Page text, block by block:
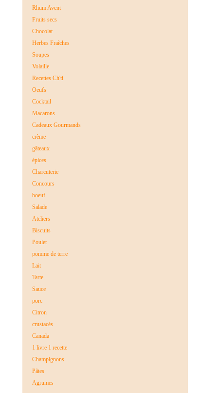
Rhum Avent
Fruits secs
Chocolat
Herbes Fraîches
Soupes
Volaille
Recettes Ch'ti
Oeufs
Cocktail
Macarons
Cadeaux Gourmands
crème
gâteaux
épices
Charcuterie
Concours
boeuf
Salade
Ateliers
Biscuits
Poulet
pomme de terre
Lait
Tarte
Sauce
porc
Citron
crustacés
Canada
1 livre 1 recette
Champignons
Pâtes
Agrumes